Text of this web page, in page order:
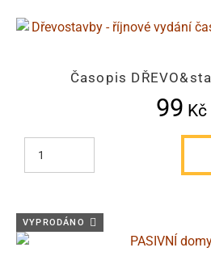
Časopis
99 Kč
VYPRODÁNO